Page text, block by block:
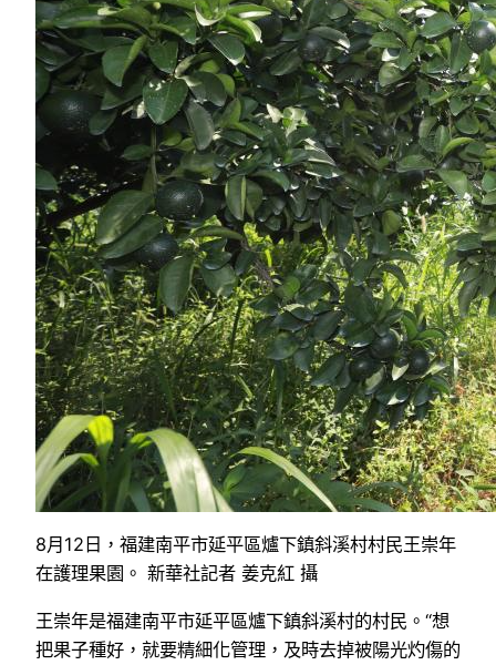
8月12日，福建南平市延平區爐下鎮斜溪村村民王崇年
在護理果園。 新華社記者 姜克紅 攝
王崇年是福建南平市延平區爐下鎮斜溪村的村民。“想
把果子種好，就要精細化管理，及時去掉被陽光灼傷的